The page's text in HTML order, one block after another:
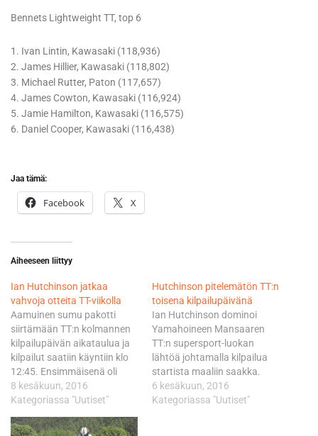
Bennets Lightweight TT, top 6
1. Ivan Lintin, Kawasaki (118,936)
2. James Hillier, Kawasaki (118,802)
3. Michael Rutter, Paton (117,657)
4. James Cowton, Kawasaki (116,924)
5. Jamie Hamilton, Kawasaki (116,575)
6. Daniel Cooper, Kawasaki (116,438)
Jaa tämä:
Facebook X
Aiheeseen liittyy
Ian Hutchinson jatkaa
vahvoja otteita TT-viikolla
Aamuinen sumu pakotti
siirtämään TT:n kolmannen
kilpailupäivän aikataulua ja
kilpailut saatiin käyntiin klo
12:45. Ensimmäisenä oli
vuorossa Monster Energy
Supersport TT 2. Ian
Hutchinson ja Michael
Dunlop olivat käytännössä
8 kesäkuun, 2016
Kategoriassa "Uutiset"
Hutchinson pitelemätön TT:n
toisena kilpailupäivänä
Ian Hutchinson dominoi
Yamahoineen Mansaaren
TT:n supersport-luokan
lähtöä johtamalla kilpailua
startista maaliin saakka.
Toiseksi kiireisimmän
Michael Dunlopin pyörä
6 kesäkuun, 2016
Kategoriassa "Uutiset"